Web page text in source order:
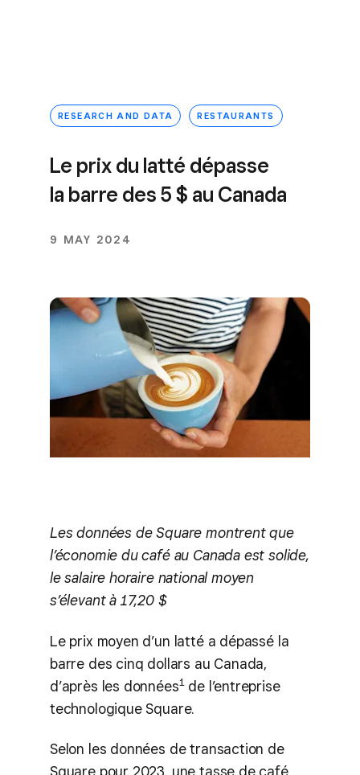
RESEARCH AND DATA RESTAURANTS
Le prix du latté dépasse
la barre des 5 $ au Canada
9 MAY 2024
Les données de Square montrent que
l’économie du café au Canada est solide,
le salaire horaire national moyen
s’élevant à 17,20 $
Le prix moyen d’un latté a dépassé la
barre des cinq dollars au Canada,
d’après les données1de l’entreprise
technologique Square.
Selon les données de transaction de
Square pour 2023, une tasse de café